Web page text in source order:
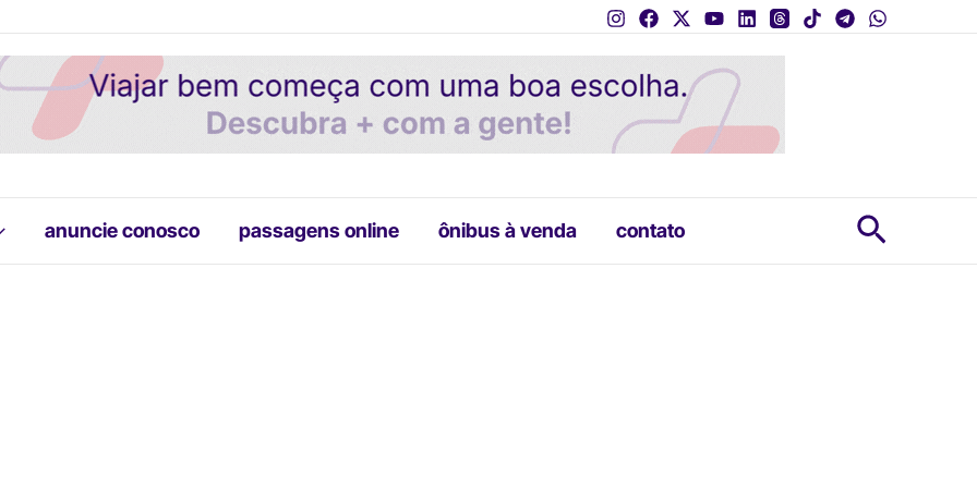
anuncie conosco passagens online ônibus à venda contato